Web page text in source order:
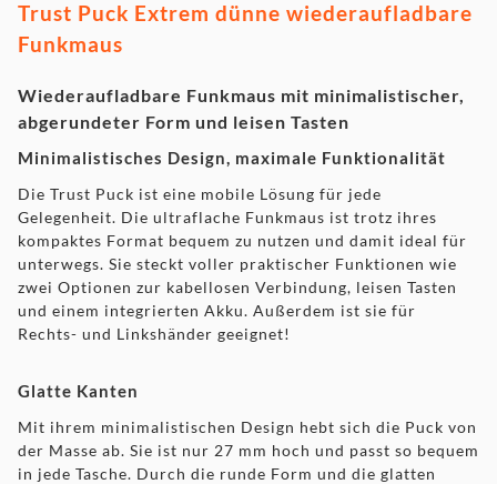
Trust Puck Extrem dünne wiederaufladbare
Funkmaus
Wiederaufladbare Funkmaus mit minimalistischer,
abgerundeter Form und leisen Tasten
Minimalistisches Design, maximale Funktionalität
Die Trust Puck ist eine mobile Lösung für jede
Gelegenheit. Die ultraflache Funkmaus ist trotz ihres
kompaktes Format bequem zu nutzen und damit ideal für
unterwegs. Sie steckt voller praktischer Funktionen wie
zwei Optionen zur kabellosen Verbindung, leisen Tasten
und einem integrierten Akku. Außerdem ist sie für
Rechts- und Linkshänder geeignet!
Glatte Kanten
Mit ihrem minimalistischen Design hebt sich die Puck von
der Masse ab. Sie ist nur 27 mm hoch und passt so bequem
in jede Tasche. Durch die runde Form und die glatten